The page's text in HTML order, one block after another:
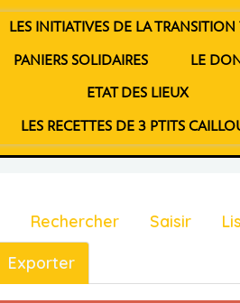
LES INITIATIVES DE LA TRANSITION
PANIERS SOLIDAIRES LE
ETAT DES LIEUX
LES RECETTES DE 3 PTITS
Rechercher Saisir
Exporter